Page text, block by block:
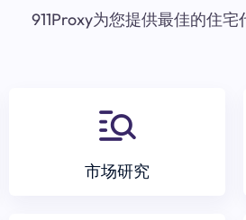
911Proxy为您提供最佳的住
市场研究